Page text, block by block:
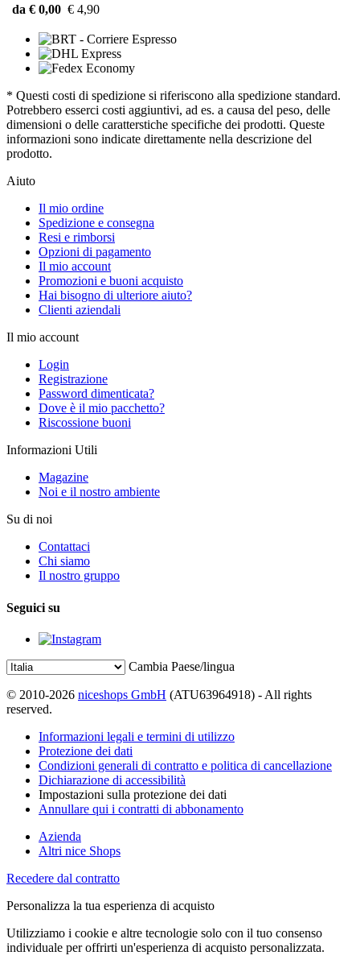
da € 0,00 € 4,90
* Questi costi di spedizione si riferiscono alla spedizione standard.
Potrebbero esserci costi aggiuntivi, ad es. a causa del peso, delle
dimensioni o delle caratterstiche specifiche dei prodotti. Queste
informazioni sono indicate direttamente nella descrizione del
prodotto.
Aiuto
Il mio ordine
Spedizione e consegna
Resi e rimborsi
Opzioni di pagamento
Il mio account
Promozioni e buoni acquisto
Hai bisogno di ulteriore aiuto?
Clienti aziendali
Il mio account
Login
Registrazione
Password dimenticata?
Dove è il mio pacchetto?
Riscossione buoni
Informazioni Utili
Magazine
Noi e il nostro ambiente
Su di noi
Contattaci
Chi siamo
Il nostro gruppo
Seguici su
Cambia Paese/lingua
© 2010-2026 niceshops GmbH (ATU63964918) - All rights
reserved.
Informazioni legali e termini di utilizzo
Protezione dei dati
Condizioni generali di contratto e politica di cancellazione
Dichiarazione di accessibilità
Impostazioni sulla protezione dei dati
Annullare qui i contratti di abbonamento
Azienda
Altri nice Shops
Recedere dal contratto
Personalizza la tua esperienza di acquisto
Utilizziamo i cookie e altre tecnologie solo con il tuo consenso
individuale per offrirti un'esperienza di acquisto personalizzata.